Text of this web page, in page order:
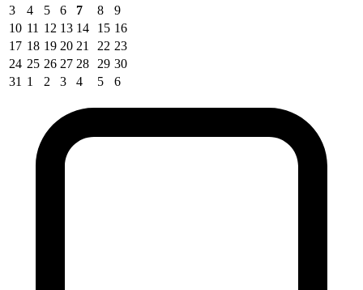
3
4 5 6 7 8
9
10 11 12 13 14 15 16
17 18 19 20 21 22 23
24 25 26 27 28 29 30
31 1 2 3 4 5 6